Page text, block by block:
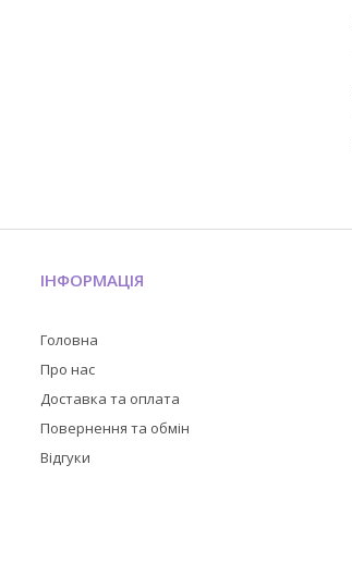
ІНФОРМАЦІЯ
Головна
Про нас
Доставка та оплата
Повернення та обмін
Відгуки